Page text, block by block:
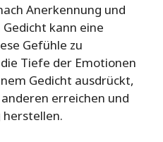
Anerkennung und
kann eine
Gefühle zu
Tiefe der Emotionen
Gedicht ausdrückt,
erreichen und